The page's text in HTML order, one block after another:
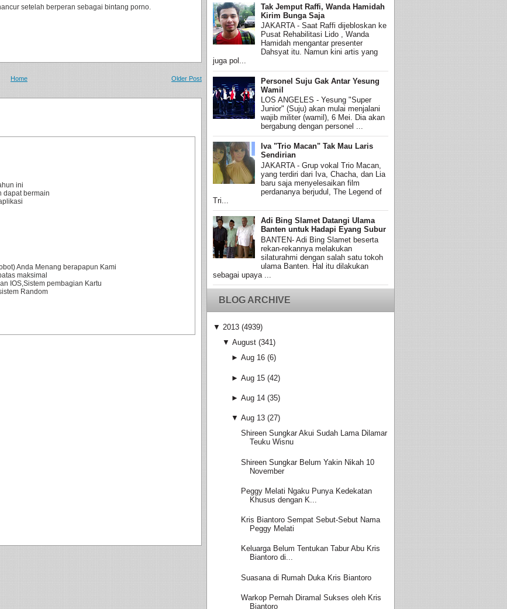
setelah berperan sebagai bintang porno.
Older Post
Home
ini
dapat bermain
Anda Menang berapapun Kami
maksimal
IOS,Sistem pembagian Kartu
Random
Tak Jemput Raffi, Wanda Hamidah
Kirim Bunga Saja
JAKARTA - Saat Raffi dijebloskan ke
Pusat Rehabilitasi Lido , Wanda
Hamidah mengantar presenter
Dahsyat itu. Namun kini artis yang
juga pol...
Personel Suju Gak Antar Yesung
Wamil
LOS ANGELES - Yesung "Super
Junior" (Suju) akan mulai menjalani
wajib militer (wamil), 6 Mei. Dia akan
bergabung dengan personel ...
Iva "Trio Macan" Tak Mau Laris
Sendirian
JAKARTA - Grup vokal Trio Macan,
yang terdiri dari Iva, Chacha, dan Lia
baru saja menyelesaikan film
perdananya berjudul, The Legend of
Tri...
Adi Bing Slamet Datangi Ulama
Banten untuk Hadapi Eyang Subur
BANTEN- Adi Bing Slamet beserta
rekan-rekannya melakukan
silaturahmi dengan salah satu tokoh
ulama Banten. Hal itu dilakukan
sebagai upaya ...
BLOG ARCHIVE
▼ 2013 (4939)
▼ August (341)
►Aug 16 (6)
►Aug 15 (42)
►Aug 14 (35)
▼Aug 13 (27)
Shireen Sungkar Akui Sudah Lama Dilamar
Teuku Wisnu
Shireen Sungkar Belum Yakin Nikah 10
November
Peggy Melati Ngaku Punya Kedekatan
Khusus dengan K...
Kris Biantoro Sempat Sebut-Sebut Nama
Peggy Melati
Keluarga Belum Tentukan Tabur Abu Kris
Biantoro di...
Suasana di Rumah Duka Kris Biantoro
Warkop Pernah Diramal Sukses oleh Kris
Biantoro